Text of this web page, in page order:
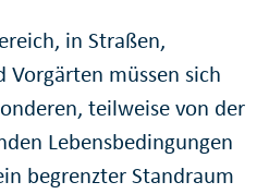
in Straßen,
Vorgärten müssen sich
teilweise von der
Lebensbedingungen
begrenzter Standraum